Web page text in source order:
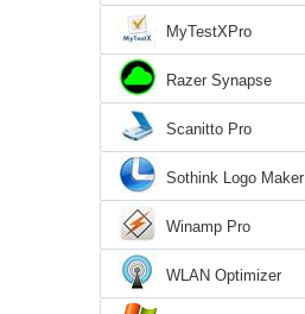
MyTestXPro
Razer Synapse
Scanitto Pro
Sothink Logo Maker
Winamp Pro
WLAN Optimizer